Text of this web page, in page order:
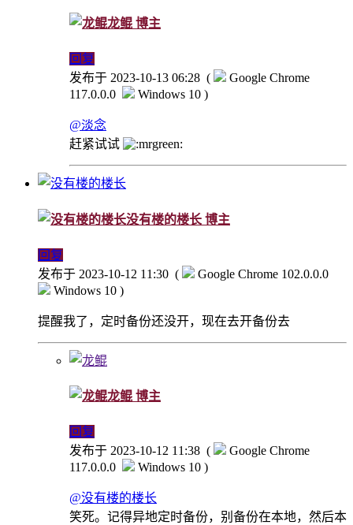
龙鲲 博主
回复
发布于 2023-10-13 06:28 (
Google Chrome
117.0.0.0
Windows 10 )
@淡念
赶紧试试
没有楼的楼长 博主
回复
发布于 2023-10-12 11:30 (
Google Chrome 102.0.0.0
Windows 10 )
提醒我了，定时备份还没开，现在去开备份去
龙鲲 博主
回复
发布于 2023-10-12 11:38 (
Google Chrome
117.0.0.0
Windows 10 )
@没有楼的楼长
笑死。记得异地定时备份，别备份在本地，然后本